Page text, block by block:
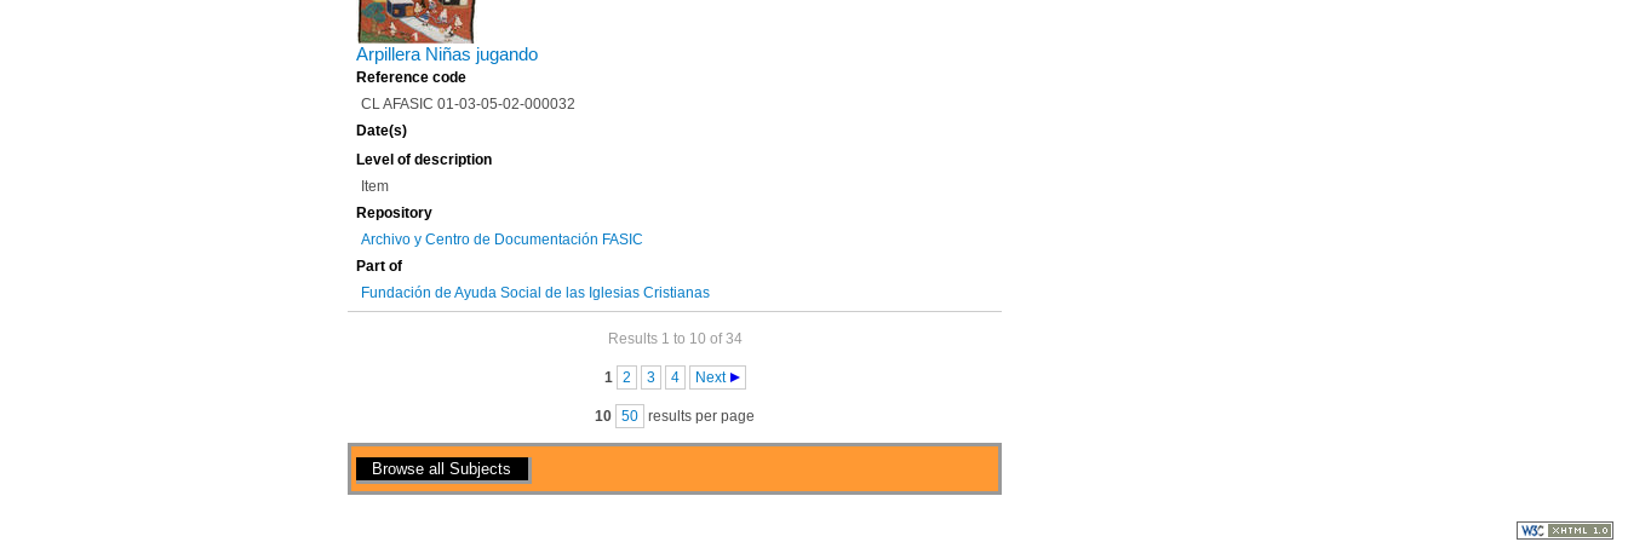
Arpillera Niñas jugando
Reference code
CL AFASIC 01-03-05-02-000032
Date(s)
Level of description
Item
Repository
Archivo y Centro de Documentación FASIC
Part of
Fundación de Ayuda Social de las Iglesias Cristianas
Results 1 to 10 of 34
1 2 3 4 Next
10 50 results per page
Actions
Browse all Subjects